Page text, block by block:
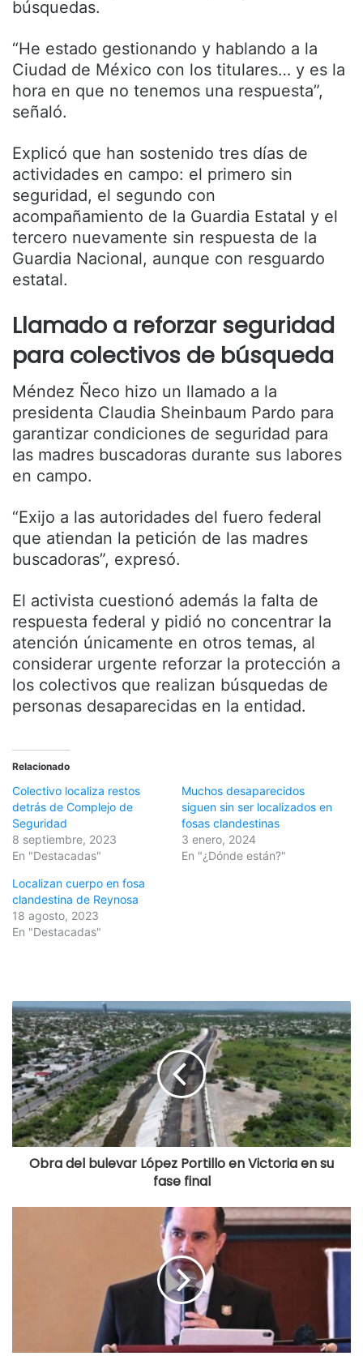
búsquedas.
“He estado gestionando y hablando a la
Ciudad de México con los titulares… y es la
hora en que no tenemos una respuesta”,
señaló.
Explicó que han sostenido tres días de
actividades en campo: el primero sin
seguridad, el segundo con
acompañamiento de la Guardia Estatal y el
tercero nuevamente sin respuesta de la
Guardia Nacional, aunque con resguardo
estatal.
Llamado a reforzar seguridad
para colectivos de búsqueda
Méndez Ñeco hizo un llamado a la
presidenta Claudia Sheinbaum Pardo para
garantizar condiciones de seguridad para
las madres buscadoras durante sus labores
en campo.
“Exijo a las autoridades del fuero federal
que atiendan la petición de las madres
buscadoras”, expresó.
El activista cuestionó además la falta de
respuesta federal y pidió no concentrar la
atención únicamente en otros temas, al
considerar urgente reforzar la protección a
los colectivos que realizan búsquedas de
personas desaparecidas en la entidad.
Relacionado
Colectivo localiza restos
detrás de Complejo de
Seguridad
8 septiembre, 2023
En "Destacadas"
Muchos desaparecidos
siguen sin ser localizados en
fosas clandestinas
3 enero, 2024
En "¿Dónde están?"
Localizan cuerpo en fosa
clandestina de Reynosa
18 agosto, 2023
En "Destacadas"
Obra del bulevar López Portillo en Victoria en su
fase final